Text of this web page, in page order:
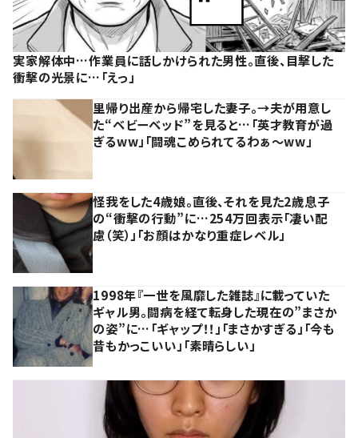
実家解体中…作業員に話しかけられた男性。直後、目撃した
衝撃の光景に…「えっ」
里帰り出産から帰宅した妻子。→夫が用意し
た“ベビーベッド”を見ると…「英才教育が過
ぎるww」「闘魂こめられてるわぁ～ww」
怪我をした4歳娘。直後、それを見た2歳息子
の“衝撃の行動”に…254万回表示「凄い配
慮（笑）」「お顔はかなり重症レベル」
1998年『一世を風靡した雑誌』に載っていた
ギャル男。闘病を経て転身した現在の”まさか
の姿”に…「ギャップ！！」「まさかすぎる」「今も
昔もかっこいい」「素晴らしい」